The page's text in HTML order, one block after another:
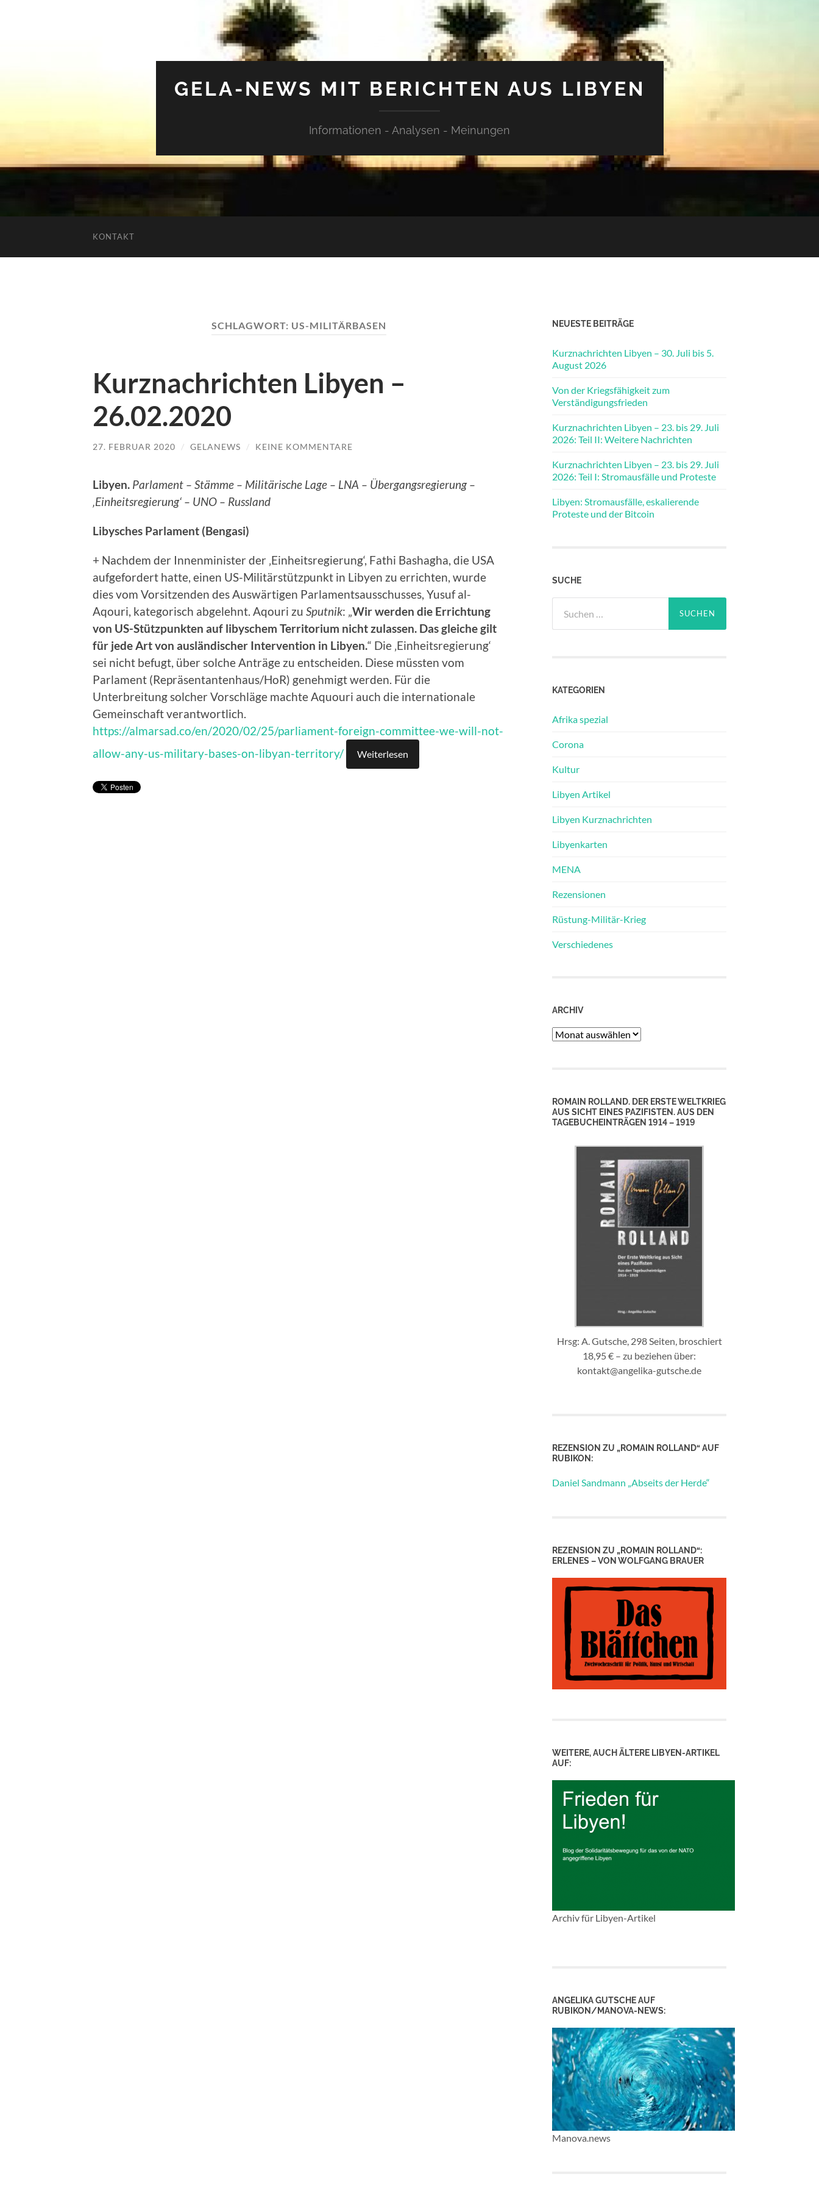
GELA-NEWS MIT BERICHTEN AUS LIBYEN
Informationen - Analysen - Meinungen
KONTAKT
SCHLAGWORT: US-MILITÄRBASEN
Kurznachrichten Libyen –
26.02.2020
27. FEBRUAR 2020 / GELANEWS / KEINE KOMMENTARE
Libyen. Parlament – Stämme – Militärische Lage – LNA – Übergangsregierung –
‚Einheitsregierung‘ – UNO – Russland
Libysches Parlament (Bengasi)
+ Nachdem der Innenminister der ‚Einheitsregierung‘, Fathi Bashagha, die USA
aufgefordert hatte, einen US-Militärstützpunkt in Libyen zu errichten, wurde
dies vom Vorsitzenden des Auswärtigen Parlamentsausschusses, Yusuf al-
Aqouri, kategorisch abgelehnt. Aqouri zu Sputnik: „Wir werden die Errichtung
von US-Stützpunkten auf libyschem Territorium nicht zulassen. Das gleiche gilt
für jede Art von ausländischer Intervention in Libyen.“ Die ‚Einheitsregierung‘
sei nicht befugt, über solche Anträge zu entscheiden. Diese müssten vom
Parlament (Repräsentantenhaus/HoR) genehmigt werden. Für die
Unterbreitung solcher Vorschläge machte Aquouri auch die internationale
Gemeinschaft verantwortlich.
https://almarsad.co/en/2020/02/25/parliament-foreign-committee-we-will-not-
allow-any-us-military-bases-on-libyan-territory/
Weiterlesen
NEUESTE BEITRÄGE
Kurznachrichten Libyen – 30. Juli bis 5.
August 2026
Von der Kriegsfähigkeit zum
Verständigungsfrieden
Kurznachrichten Libyen – 23. bis 29. Juli
2026: Teil II: Weitere Nachrichten
Kurznachrichten Libyen – 23. bis 29. Juli
2026: Teil I: Stromausfälle und Proteste
Libyen: Stromausfälle, eskalierende
Proteste und der Bitcoin
SUCHE
nach:
KATEGORIEN
Afrika spezial
Corona
Kultur
Libyen Artikel
Libyen Kurznachrichten
Libyenkarten
MENA
Rezensionen
Rüstung-Militär-Krieg
Verschiedenes
ARCHIV
Archiv
ROMAIN ROLLAND. DER ERSTE WELTKRIEG
AUS SICHT EINES PAZIFISTEN. AUS DEN
TAGEBUCHEINTRÄGEN 1914 – 1919
Hrsg: A. Gutsche, 298 Seiten, broschiert
18,95 € – zu beziehen über:
kontakt@angelika-gutsche.de
REZENSION ZU „ROMAIN ROLLAND“ AUF
RUBIKON:
Daniel Sandmann „Abseits der Herde“
REZENSION ZU „ROMAIN ROLLAND“:
ERLENES – VON WOLFGANG BRAUER
WEITERE, AUCH ÄLTERE LIBYEN-ARTIKEL
AUF:
Archiv für Libyen-Artikel
ANGELIKA GUTSCHE AUF
RUBIKON/MANOVA-NEWS:
Manova.news